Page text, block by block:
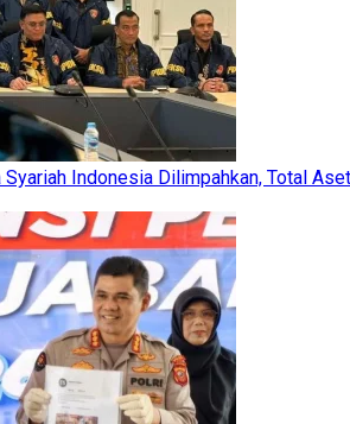
Indonesia Dilimpahkan, Total